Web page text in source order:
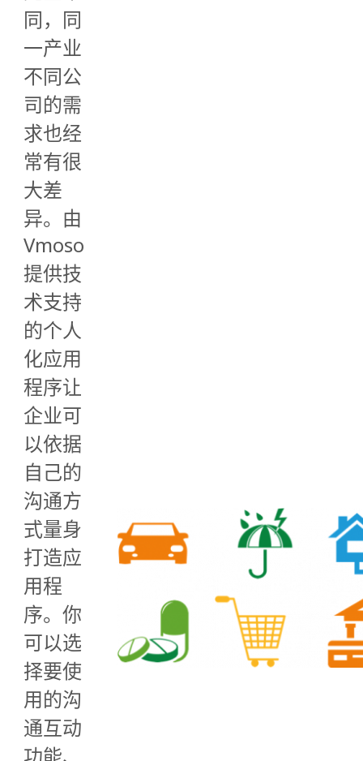
同，同
一产业
不同公
司的需
求也经
常有很
大差
异。由
Vmoso
提供技
术支持
的个人
化应用
程序让
企业可
以依据
自己的
沟通方
式量身
打造应
用程
序。你
可以选
择要使
用的沟
通互动